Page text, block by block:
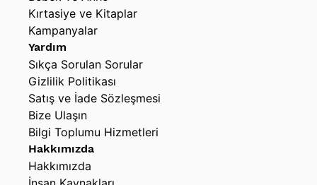
Kırtasiye ve Kitaplar
Kampanyalar
Yardım
Sıkça Sorulan Sorular
Gizlilik Politikası
Satış ve İade Sözleşmesi
Bize Ulaşın
Bilgi Toplumu Hizmetleri
Hakkımızda
Hakkımızda